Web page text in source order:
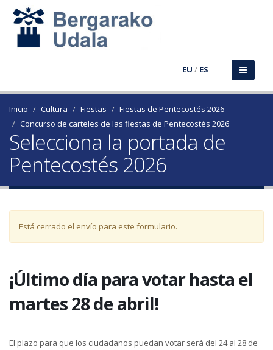
EU / ES
Inicio Cultura Fiestas
Fiestas de Pentecostés 2026
Concurso de carteles de las fiestas de Pentecostés 2026
Selecciona la portada de
Pentecostés 2026
Mensaje de advertencia
Está cerrado el envío para este formulario.
¡Último día para votar hasta el
martes 28 de abril!
El plazo para que los ciudadanos puedan votar será del 24 al 28 de